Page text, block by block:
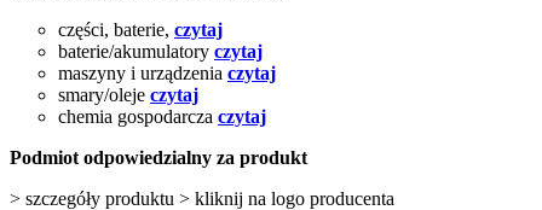
części, baterie, czytaj
baterie/akumulatory czytaj
maszyny i urządzenia czytaj
smary/oleje czytaj
chemia gospodarcza czytaj
Podmiot odpowiedzialny za produkt
> szczegóły produktu > kliknij na logo producenta